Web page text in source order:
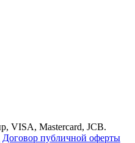
Договор публичной оферты